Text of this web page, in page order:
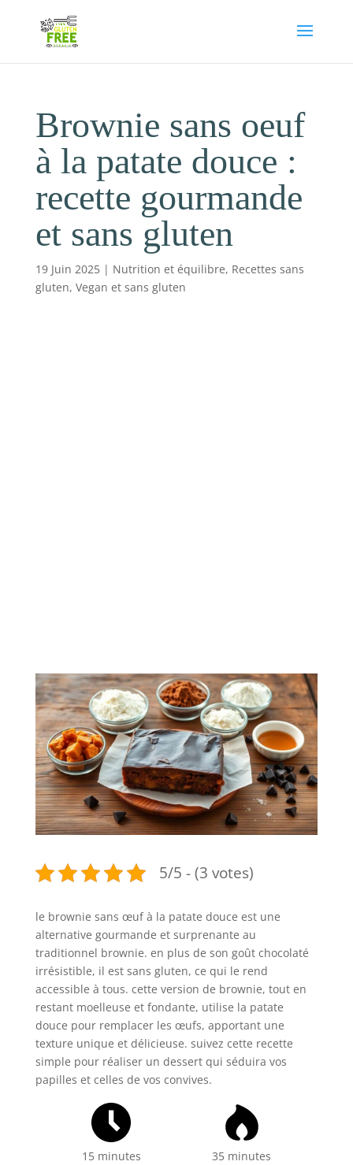
Brownie sans oeuf
à la patate douce :
recette gourmande
et sans gluten
19 Juin 2025| Nutrition et équilibre, Recettes sans
gluten, Vegan et sans gluten
5/5 - (3 votes)
le brownie sans œuf à la patate douce est une
alternative gourmande et surprenante au
traditionnel brownie. en plus de son goût chocolaté
irrésistible, il est sans gluten, ce qui le rend
accessible à tous. cette version de brownie, tout en
restant moelleuse et fondante, utilise la patate
douce pour remplacer les œufs, apportant une
texture unique et délicieuse. suivez cette recette
simple pour réaliser un dessert qui séduira vos
papilles et celles de vos convives.
15 minutes 35 minutes